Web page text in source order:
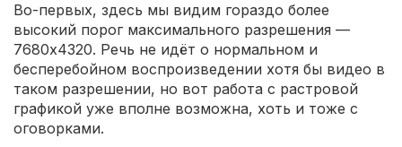
Во-первых, здесь мы видим гораздо более
высокий порог максимального разрешения —
7680x4320. Речь не идёт о нормальном и
бесперебойном воспроизведении хотя бы видео в
таком разрешении, но вот работа с растровой
графикой уже вполне возможна, хоть и тоже с
оговорками.